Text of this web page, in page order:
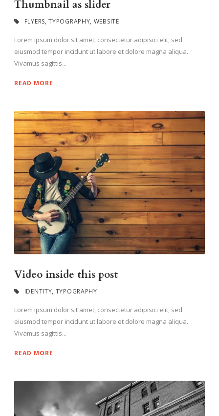
Thumbnail as slider
FLYERS, TYPOGRAPHY, WEBSITE
Lorem ipsum dolor sit amet, consectetur adipisici elit, sed
eiusmod tempor incidunt ut labore et dolore magna aliqua.
Vivamus sagittis...
READ MORE
Video inside this post
IDENTITY, TYPOGRAPHY
Lorem ipsum dolor sit amet, consectetur adipisici elit, sed
eiusmod tempor incidunt ut labore et dolore magna aliqua.
Vivamus sagittis...
READ MORE